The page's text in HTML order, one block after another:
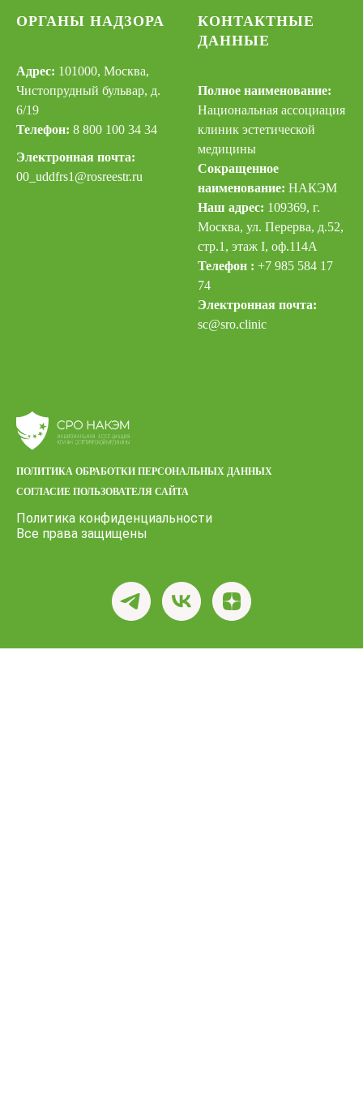
ОРГАНЫ НАДЗОРА
Адрес: 101000, Москва,
Чистопрудный бульвар, д.
6/19
Телефон: 8 800 100 34 34
Электронная почта:
00_uddfrs1@rosreestr.ru
КОНТАКТНЫЕ
ДАННЫЕ
Полное наименование:
Национальная ассоциация
клиник эстетической
медицины
Сокращенное
наименование: НАКЭМ
Наш адрес: 109369, г.
Москва, ул. Перерва, д.52,
стр.1, этаж I, оф.114А
Телефон : +7 985 584 17
74
Электронная почта:
sc@sro.clinic
ПОЛИТИКА ОБРАБОТКИ ПЕРСОНАЛЬНЫХ ДАННЫХ
СОГЛАСИЕ ПОЛЬЗОВАТЕЛЯ САЙТА
Политика конфиденциальности
Все права защищены